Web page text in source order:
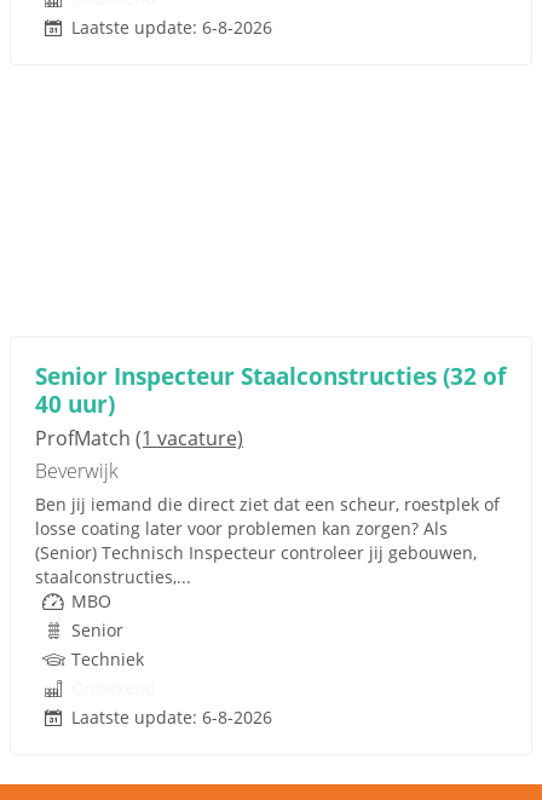
Laatste update: 6-8-2026
Senior Inspecteur Staalconstructies (32 of
40 uur)
ProfMatch (1 vacature)
Beverwijk
Ben jij iemand die direct ziet dat een scheur, roestplek of
losse coating later voor problemen kan zorgen? Als
(Senior) Technisch Inspecteur controleer jij gebouwen,
staalconstructies,...
MBO
Senior
Techniek
Laatste update: 6-8-2026